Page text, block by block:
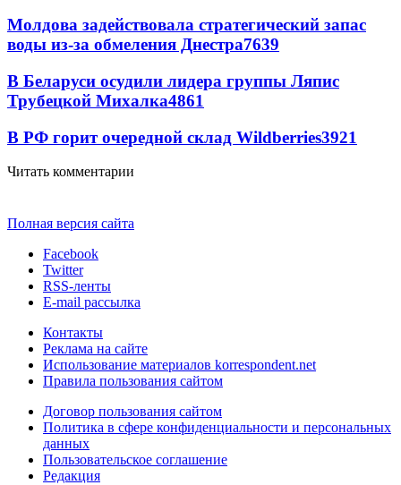
Молдова задействовала стратегический запас
воды из-за обмеления Днестра7639
В Беларуси осудили лидера группы Ляпис
Трубецкой Михалка4861
В РФ горит очередной склад Wildberries3921
Читать комментарии
Полная версия сайта
Facebook
Twitter
RSS-ленты
E-mail рассылка
Контакты
Реклама на сайте
Использование материалов korrespondent.net
Правила пользования сайтом
Договор пользования сайтом
Политика в сфере конфиденциальности и персональных
данных
Пользовательское соглашение
Редакция